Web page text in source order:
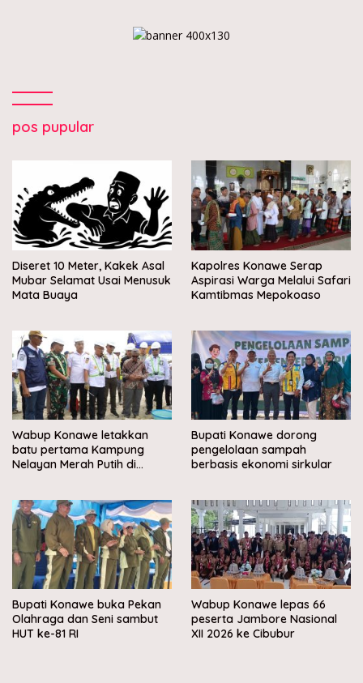
pos pupular
Diseret 10 Meter, Kakek Asal
Mubar Selamat Usai Menusuk
Mata Buaya
Kapolres Konawe Serap
Aspirasi Warga Melalui Safari
Kamtibmas Mepokoaso
Wabup Konawe letakkan
batu pertama Kampung
Nelayan Merah Putih di
Bupati Konawe dorong
pengelolaan sampah
berbasis ekonomi sirkular
Bupati Konawe buka Pekan
Olahraga dan Seni sambut
HUT ke-81 RI
Wabup Konawe lepas 66
peserta Jambore Nasional
XII 2026 ke Cibubur